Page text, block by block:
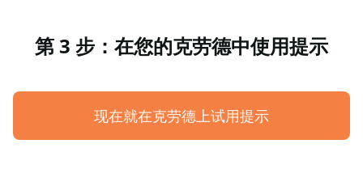
第 3 步：在您的克劳德中使用提示
现在就在克劳德上试用提示